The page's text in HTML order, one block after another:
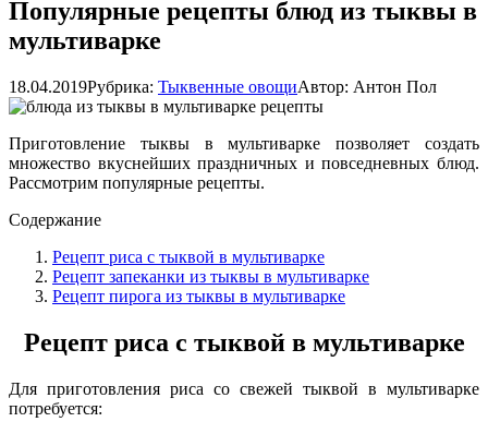
Популярные рецепты блюд из тыквы в
мультиварке
18.04.2019Рубрика: Тыквенные овощиАвтор: Антон Пол
Приготовление тыквы в мультиварке позволяет создать
множество вкуснейших праздничных и повседневных блюд.
Рассмотрим популярные рецепты.
Содержание
Рецепт риса с тыквой в мультиварке
Рецепт запеканки из тыквы в мультиварке
Рецепт пирога из тыквы в мультиварке
Рецепт риса с тыквой в мультиварке
Для приготовления риса со свежей тыквой в мультиварке
потребуется: